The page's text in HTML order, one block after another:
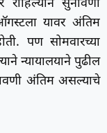
सुनावणी
यावर अंतिम
पण सोमवारच्या
न्यायालयाने पुढील
अंतिम असल्याचे